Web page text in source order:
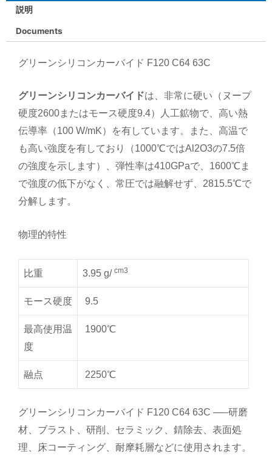
説明
Documents
グリーンシリコンカーバイド F120 C64 63C
グリーンシリコンカーバイドは、非常に硬い（ヌープ
硬度2600またはモース硬度9.4）人工鉱物で、高い熱
伝導率（100 W/mK）を有しています。また、高温で
も高い強度を有しており（1000℃ではAl2O3の7.5倍
の強度を示します）、弾性率は410GPaで、1600℃ま
で強度の低下がなく、常圧では融解せず、2815.5℃で
分解します。
物理的特性
比重 3.95 g/ cm3
モース硬度 9.5
最高使用温
度
1900℃
融点 2250℃
グリーンシリコンカーバイド F120 C64 63C —–研磨
材、ブラスト、研削、セラミック、錆除去、表面処
理、床コーティング、耐摩耗層などに使用されます。